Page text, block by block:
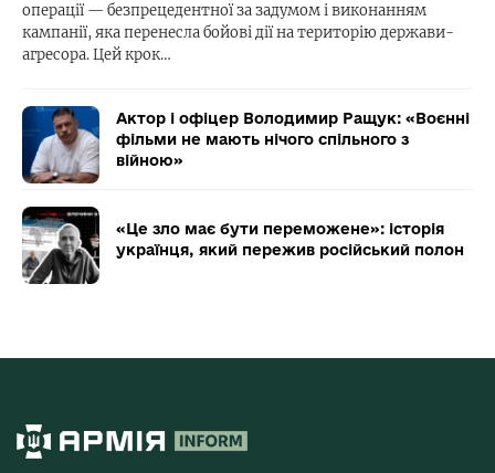
операції — безпрецедентної за задумом і виконанням
кампанії, яка перенесла бойові дії на територію держави-
агресора. Цей крок…
Актор і офіцер Володимир Ращук: «Воєнні
фільми не мають нічого спільного з
війною»
«Це зло має бути переможене»: історія
українця, який пережив російський полон